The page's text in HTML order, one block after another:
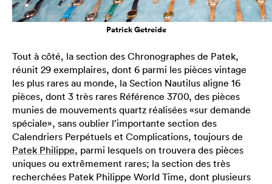
Patrick Getreide
Tout à côté, la section des Chronographes de Patek,
réunit 29 exemplaires, dont 6 parmi les pièces vintage
les plus rares au monde, la Section Nautilus aligne 16
pièces, dont 3 très rares Référence 3700, des pièces
munies de mouvements quartz réalisées «sur demande
spéciale», sans oublier l’importante section des
Calendriers Perpétuels et Complications, toujours de
Patek Philippe, parmi lesquels on trouvera des pièces
uniques ou extrêmement rares; la section des très
recherchées Patek Philippe World Time, dont plusieurs